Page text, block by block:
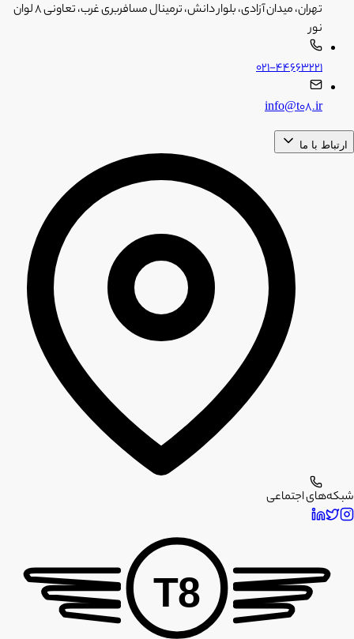
تهران، میدان آزادی، بلوار دانش، ترمینال مسافربری غرب، تعاونی ۸ لوان
نور
۰۲۱-۴۴۶۶۳۲۲۱
info@t08.ir
ارتباط با ما
شبکه‌های اجتماعی
T8